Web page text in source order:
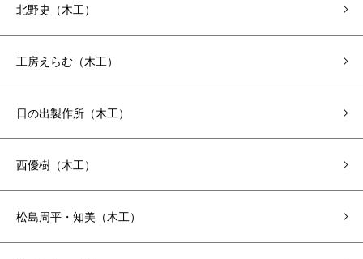
北野史（木工）
工房えらむ（木工）
日の出製作所（木工）
西優樹（木工）
松島周平・知美（木工）